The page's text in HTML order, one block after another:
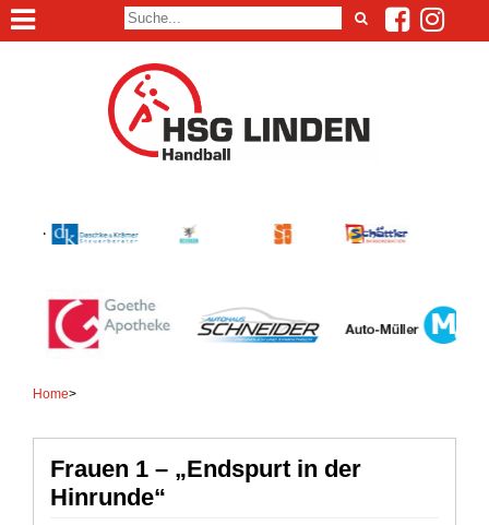
Home>
Frauen 1 – „Endspurt in der
Hinrunde“